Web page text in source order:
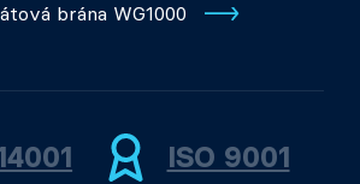
brána WG1000
ISO 9001